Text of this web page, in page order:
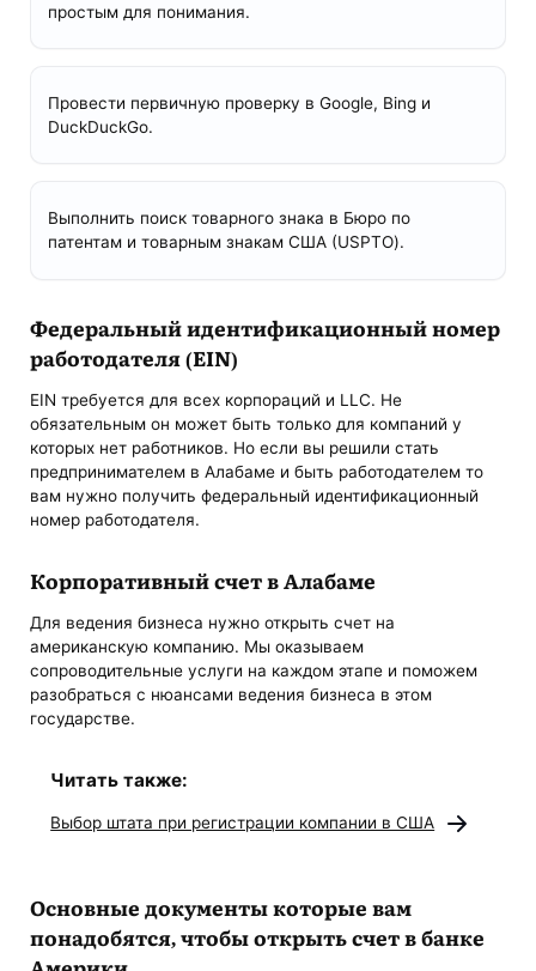
простым для понимания.
Провести первичную проверку в Google, Bing и
DuckDuckGo.
Выполнить поиск товарного знака в Бюро по
патентам и товарным знакам США (USPTO).
Федеральный идентификационный номер
работодателя (EIN)
EIN требуется для всех корпораций и LLC. Не
обязательным он может быть только для компаний у
которых нет работников. Но если вы решили стать
предпринимателем в Алабаме и быть работодателем то
вам нужно получить федеральный идентификационный
номер работодателя.
Корпоративный счет в Алабаме
Для ведения бизнеса нужно открыть счет на
американскую компанию. Мы оказываем
сопроводительные услуги на каждом этапе и поможем
разобраться с нюансами ведения бизнеса в этом
государстве.
Читать также:
Выбор штата при регистрации компании в США
Основные документы которые вам
понадобятся, чтобы открыть счет в банке